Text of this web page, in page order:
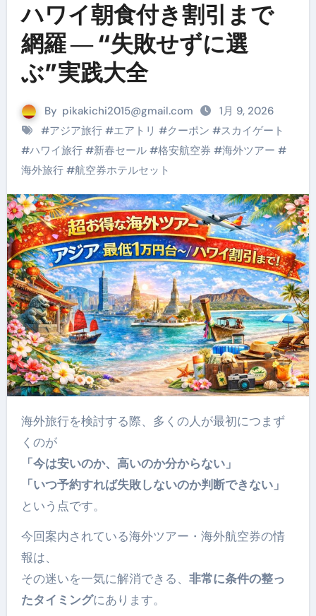
ハワイ朝食付き割引まで
網羅 ― “失敗せずに選
ぶ”実践大全
By pikakichi2015@gmail.com
1月 9, 2026
#アジア旅行#エアトリ #クーポン #スカイゲート
#ハワイ旅行#新春セール#格安航空券 #海外ツアー #
海外旅行#航空券ホテルセット
海外旅行を検討する際、多くの人が最初につまず
くのが
「今は安いのか、高いのか分からない」
「いつ予約すれば失敗しないのか判断できない」
という点です。
今回案内されている海外ツアー・海外航空券の情
報は、
その迷いを一気に解消できる、 非常に条件の整っ
たタイミングにあります。